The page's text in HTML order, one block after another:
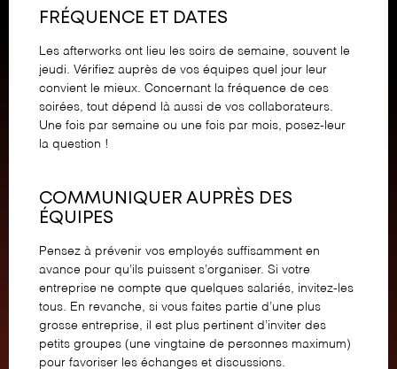
FRÉQUENCE ET DATES
Les afterworks ont lieu les soirs de semaine, souvent le
jeudi. Vérifiez auprès de vos équipes quel jour leur
convient le mieux. Concernant la fréquence de ces
soirées, tout dépend là aussi de vos collaborateurs.
Une fois par semaine ou une fois par mois, posez-leur
la question !
COMMUNIQUER AUPRÈS DES
ÉQUIPES
Pensez à prévenir vos employés suffisamment en
avance pour qu’ils puissent s’organiser. Si votre
entreprise ne compte que quelques salariés, invitez-les
tous. En revanche, si vous faites partie d’une plus
grosse entreprise, il est plus pertinent d’inviter des
petits groupes (une vingtaine de personnes maximum)
pour favoriser les échanges et discussions.